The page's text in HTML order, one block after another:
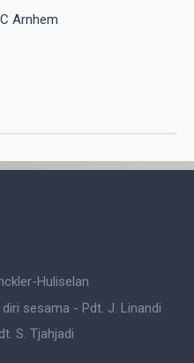
Arnhem
- 40 tahun
Huliselan
sesama - Pdt. J. Linandi
S. Tjahjadi